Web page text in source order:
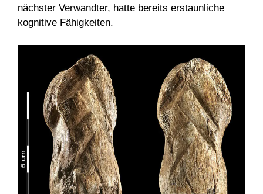
nächster Verwandter, hatte bereits erstaunliche
kognitive Fähigkeiten.